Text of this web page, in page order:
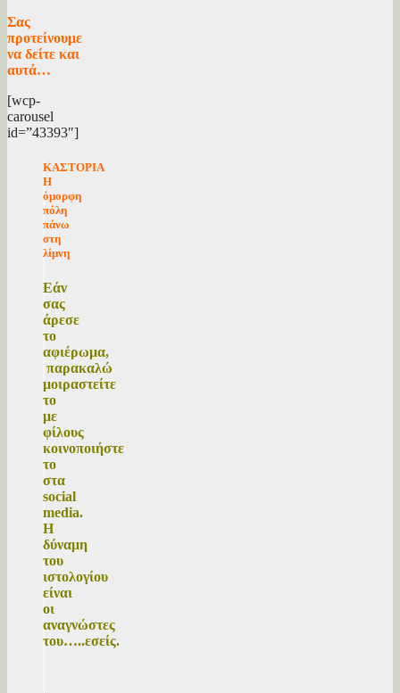
Σας
προτείνουμε
να δείτε και
αυτά…
[wcp-
carousel
id=”43393″]
ΚΑΣΤΟΡΙΑ
Η
όμορφη
πόλη
πάνω
στη
λίμνη
Εάν
σας
άρεσε
το
αφιέρωμα,
παρακαλώ
μοιραστείτε
το
με
φίλους
κοινοποιήστε
το
στα
social
media.
Η
δύναμη
του
ιστολογίου
είναι
οι
αναγνώστες
του…..εσείς.